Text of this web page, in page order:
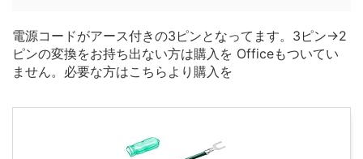
電源コードがアース付きの3ピンとなってます。3ピン→2
ピンの変換をお持ち出ない方は購入を Officeもついてい
ません。必要な方はこちらより購入を